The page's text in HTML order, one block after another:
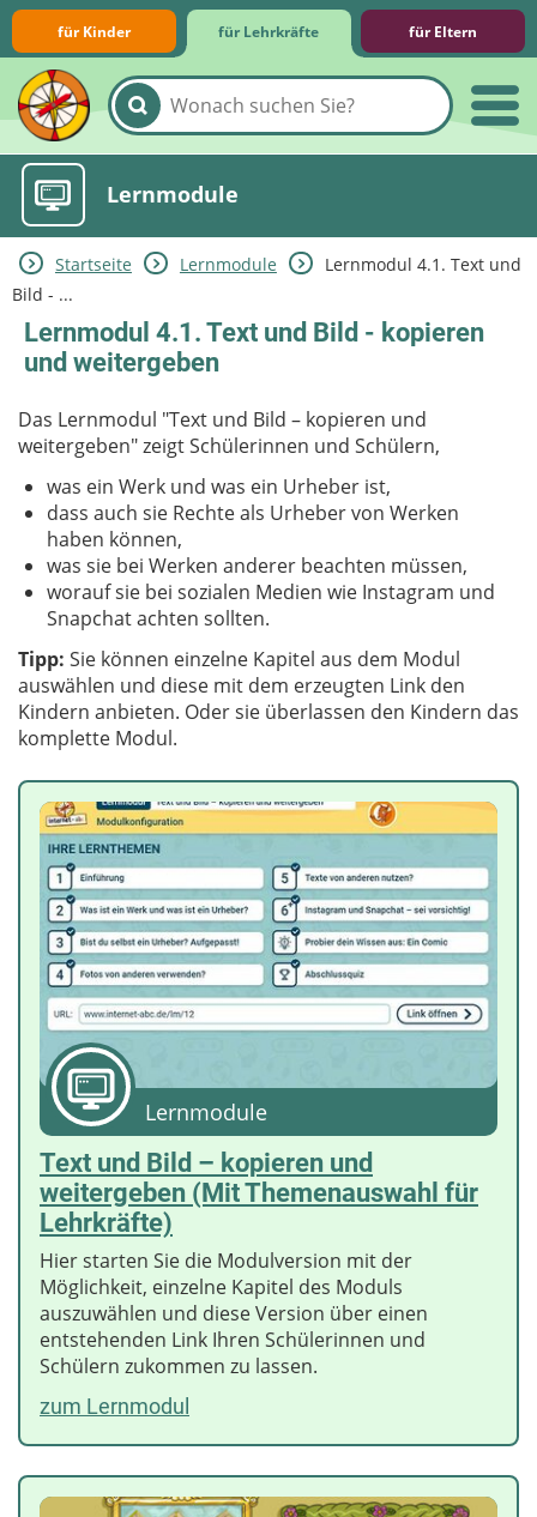
für Kinder für Lehrkräfte für Eltern
Lernmodule
Unterrichts­materialien
Internet-ABC-Schule
Praxishilfen
Aktuelles
Startseite Lernmodule
Lernmodul 4.1. Text und
Bild - ...
Lernmodul 4.1. Text und Bild - kopieren
und weitergeben
Das Lernmodul "Text und Bild – kopieren und
weitergeben" zeigt Schülerinnen und Schülern,
was ein Werk und was ein Urheber ist,
dass auch sie Rechte als Urheber von Werken
haben können,
was sie bei Werken anderer beachten müssen,
worauf sie bei sozialen Medien wie Instagram und
Snapchat achten sollten.
Tipp: Sie können einzelne Kapitel aus dem Modul
auswählen und diese mit dem erzeugten Link den
Kindern anbieten. Oder sie überlassen den Kindern das
komplette Modul.
Lernmodule
Text und Bild – kopieren und
weitergeben (Mit Themenauswahl für
Lehrkräfte)
Hier starten Sie die Modulversion mit der
Möglichkeit, einzelne Kapitel des Moduls
auszuwählen und diese Version über einen
entstehenden Link Ihren Schülerinnen und
Schülern zukommen zu lassen.
zum Lernmodul